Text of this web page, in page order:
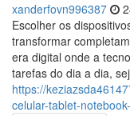
xanderfovn996387
Escolher os
transformar
era digital onde a
tarefas do dia a dia,
https://
celular-tablet-